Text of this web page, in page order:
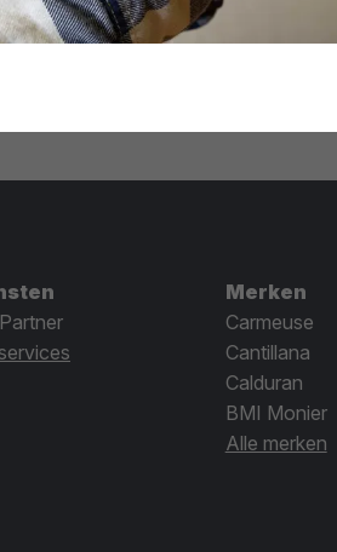
Merken
Carmeuse
Cantillana
Calduran
BMI Monier
Alle merken